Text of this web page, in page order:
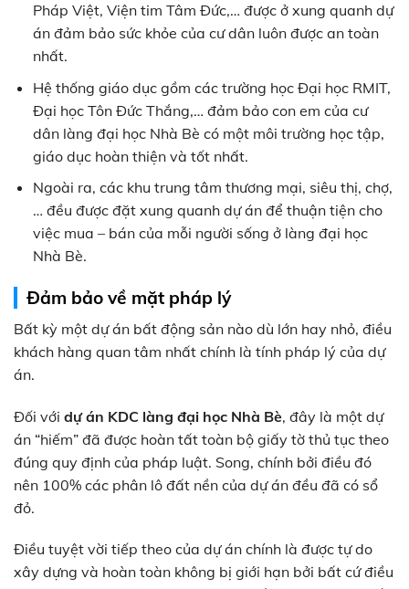
Pháp Việt, Viện tim Tâm Đức,… được ở xung quanh dự
án đảm bảo sức khỏe của cư dân luôn được an toàn
nhất.
Hệ thống giáo dục gồm các trường học Đại học RMIT,
Đại học Tôn Đức Thắng,… đảm bảo con em của cư
dân làng đại học Nhà Bè có một môi trường học tập,
giáo dục hoàn thiện và tốt nhất.
Ngoài ra, các khu trung tâm thương mại, siêu thị, chợ,
… đều được đặt xung quanh dự án để thuận tiện cho
việc mua – bán của mỗi người sống ở làng đại học
Nhà Bè.
Đảm bảo về mặt pháp lý
Bất kỳ một dự án bất động sản nào dù lớn hay nhỏ, điều
khách hàng quan tâm nhất chính là tính pháp lý của dự
án.
Đối với dự án KDC làng đại học Nhà Bè, đây là một dự
án “hiếm” đã được hoàn tất toàn bộ giấy tờ thủ tục theo
đúng quy định của pháp luật. Song, chính bởi điều đó
nên 100% các phân lô đất nền của dự án đều đã có sổ
đỏ.
Điều tuyệt vời tiếp theo của dự án chính là được tự do
xây dựng và hoàn toàn không bị giới hạn bởi bất cứ điều